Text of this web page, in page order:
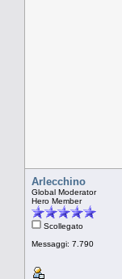
Arlecchino
Global Moderator
Hero Member
Scollegato
Messaggi: 7.790